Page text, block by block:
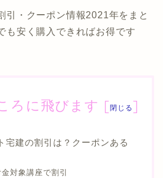
引・クーポン情報2021年をまと
も安く購入できればお得です
ろに飛びます [閉じる]
宅建の割引は？クーポンある
対象講座で割引